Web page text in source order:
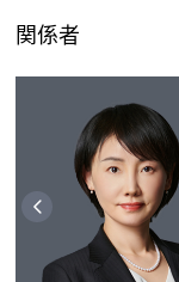
関係者